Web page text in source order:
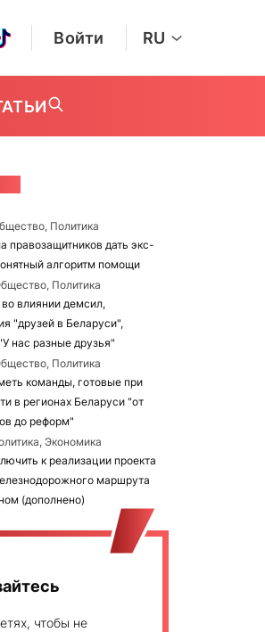
Войти RU
Политика
правозащитников дать экс-
алгоритм помощи
Политика
влиянии демсил,
"друзей в Беларуси",
нас разные друзья"
Политика
команды, готовые при
в регионах Беларуси "от
до реформ"
Экономика
к реализации проекта
маршрута
(дополнено)
чтобы не